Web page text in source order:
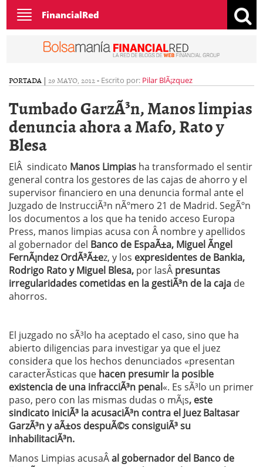
Toggle
navigation
FinancialRed
PORTADA | 29 MAYO, 2012- Escrito por: Pilar BlÃ¡zquez
Tumbado GarzÃ³n, Manos limpias
denuncia ahora a Mafo, Rato y
Blesa
ElÂ sindicato Manos Limpias ha transformado el sentir
general contra los gestores de las cajas de ahorro y el
supervisor financiero en una denuncia formal ante el
Juzgado de InstrucciÃ³n nÃºmero 21 de Madrid. SegÃºn
los documentos a los que ha tenido acceso Europa
Press, manos limpias acusa con Â nombre y apellidos
al gobernador del Banco de EspaÃ±a, Miguel Ãngel
FernÃ¡ndez OrdÃ³Ã±ez, y los expresidentes de Bankia,
Rodrigo Rato y Miguel Blesa, por lasÂ presuntas
irregularidades cometidas en la gestiÃ³n de la caja de
ahorros.
El juzgado no sÃ³lo ha aceptado el caso, sino que ha
abierto diligencias para investigar ya que el juez
considera que los hechos denunciados «presentan
caracterÃ­sticas que hacen presumir la posible
existencia de una infracciÃ³n penal«. Es sÃ³lo un primer
paso, pero con las mismas dudas o mÃ¡s, este
sindicato iniciÃ³ la acusaciÃ³n contra el Juez Baltasar
GarzÃ³n y aÃ±os despuÃ©s consiguiÃ³ su
inhabilitaciÃ³n.
Manos Limpias acusaÂal gobernador del Banco de